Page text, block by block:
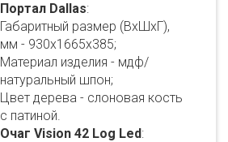
Портал Dallas:
Габаритный размер (ВхШхГ),
мм - 930х1665х385;
Материал изделия - мдф/
натуральный шпон;
Цвет дерева - слоновая кость
с патиной.
Очаг Vision 42 Log Led: